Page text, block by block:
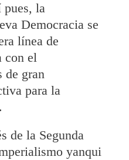
la
Democracia se
línea de
con el
de gran
para la
de la Segunda
yanqui